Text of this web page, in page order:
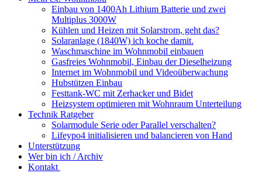
Einbau von 1400Ah Lithium Batterie und zwei
Multiplus 3000W
Kühlen und Heizen mit Solarstrom, geht das?
Solaranlage (1840W) ich koche damit.
Waschmaschine im Wohnmobil einbauen
Gasfreies Wohnmobil, Einbau der Dieselheizung
Internet im Wohnmobil und Videoüberwachung
Hubstützen Einbau
Festtank-WC mit Zerhacker und Bidet
Heizsystem optimieren mit Wohnraum Unterteilung
Technik Ratgeber
Solarmodule Serie oder Parallel verschalten?
Lifeypo4 initialisieren und balancieren von Hand
Unterstützung
Wer bin ich / Archiv
Kontakt